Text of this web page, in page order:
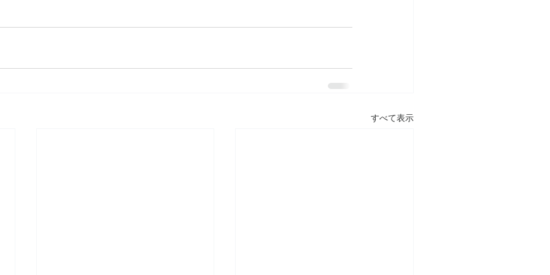
すべて表示